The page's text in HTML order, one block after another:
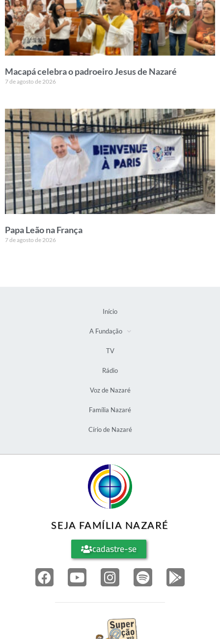
Macapá celebra o padroeiro Jesus de Nazaré
7 de agosto de 2026
Papa Leão na França
7 de agosto de 2026
Início
A Fundação
TV
Rádio
Voz de Nazaré
Família Nazaré
Círio de Nazaré
SEJA FAMÍLIA NAZARÉ
cadastre-se